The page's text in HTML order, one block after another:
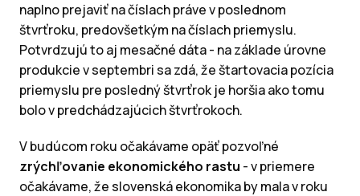
naplno prejaviť na číslach práve v poslednom
štvrťroku, predovšetkým na číslach priemyslu.
Potvrdzujú to aj mesačné dáta - na základe úrovne
produkcie v septembri sa zdá, že štartovacia pozícia
priemyslu pre posledný štvrťrok je horšia ako tomu
bolo v predchádzajúcich štvrťrokoch.
V budúcom roku očakávame opäť pozvoľné
zrýchľovanie ekonomického rastu - v priemere
očakávame, že slovenská ekonomika by mala v roku